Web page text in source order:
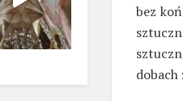
bez
dobach